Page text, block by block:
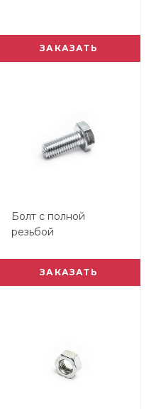
ЗАКАЗАТЬ
Болт с полной
резьбой
933
ЗАКАЗАТЬ